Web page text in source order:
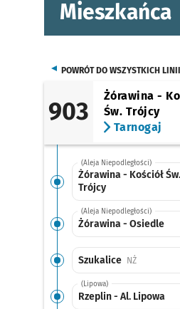
Mieszkańca
POWRÓT DO WSZYSTKICH LINII
903
Żórawina -
Św. Trójcy
Tarnogaj
(Aleja Niepodległości)
Żórawina - Kościół Św.
Trójcy
(Aleja Niepodległości)
Żórawina - Osiedle
Szukalice NŻPrzystanek
(Lipowa)
Rzeplin - Al. Lipowa